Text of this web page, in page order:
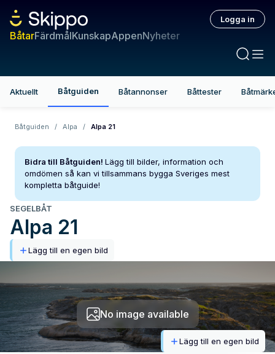
BåtarFärdmålKunskapAppenNyheter
Logga in
Aktuellt Båtguiden Båtannonser Båttester
Båtguiden / Alpa / Alpa 21
Bidra till Båtguiden! Lägg till bilder, information och
omdömen så kan vi tillsammans bygga Sveriges mest
kompletta båtguide!
SEGELBÅT
Alpa 21
Lägg till en egen bild
No image available
Lägg till en egen bild